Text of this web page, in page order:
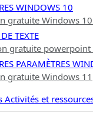
WINDOWS 10
gratuite Windows
TEXTE
gratuite powerpoint
PARAMÈTRES
gratuite Windows 11
Activités et